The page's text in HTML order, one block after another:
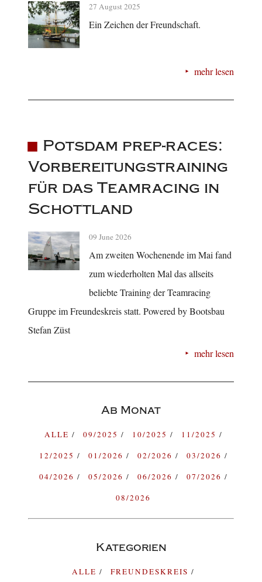
27 August 2025
Ein Zeichen der Freundschaft.
mehr lesen
Potsdam prep-races:
Vorbereitungstraining
für das Teamracing in
Schottland
09 June 2026
Am zweiten Wochenende im Mai fand
zum wiederholten Mal das allseits
beliebte Training der Teamracing
Gruppe im Freundeskreis statt. Powered by Bootsbau
Stefan Züst
mehr lesen
Ab Monat
ALLE 09/2025 10/2025
11/2025
12/2025
01/2026 02/2026
03/2026
04/2026
05/2026 06/2026
07/2026
08/2026
Kategorien
ALLE FREUNDESKREIS